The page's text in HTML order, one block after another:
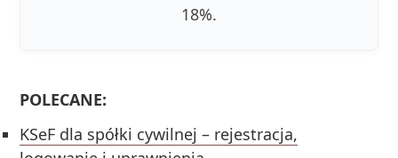
18%.
POLECANE:
KSeF dla spółki cywilnej – rejestracja,